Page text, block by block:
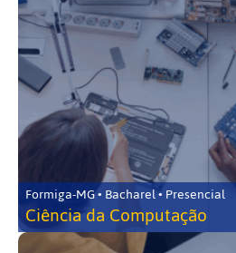
Formiga-MG • Bacharel • Presencial
Ciência da Computação